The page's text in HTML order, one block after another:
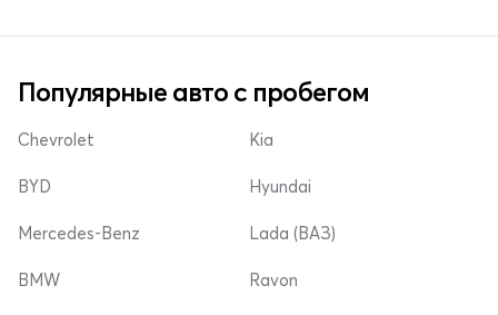
Популярные авто с пробегом
Chevrolet
BYD
Mercedes-Benz
Kia
Hyundai
Lada (ВАЗ)
BMW Ravon